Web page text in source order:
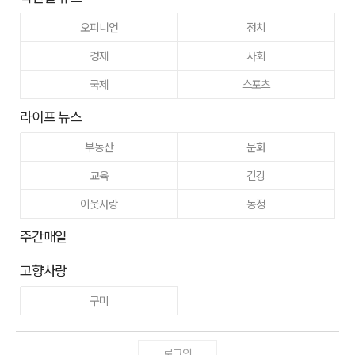
오피니언
정치
경제
사회
국제
스포츠
라이프 뉴스
부동산
문화
교육
건강
이웃사랑
동정
주간매일
고향사랑
구미